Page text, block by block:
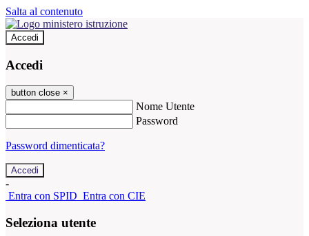
Salta al contenuto
Accedi
Accedi
button close ×
Nome Utente
Password
Password dimenticata?
-
Entra con SPID Entra con CIE
Seleziona utente